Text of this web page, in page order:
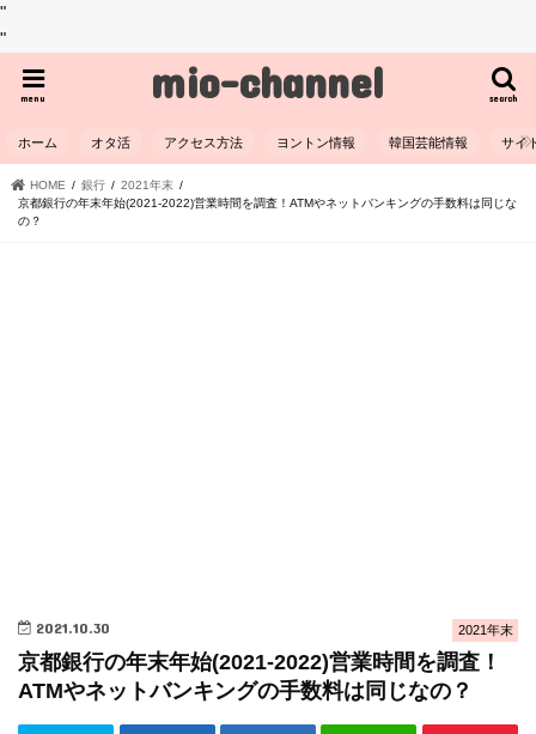
"
"
mio-channel search
menu
ホーム オタ活 アクセス方法 ヨントン情報 韓国芸能情報 サイ
HOME 銀行
2021年末
京都銀行の年末年始(2021-2022)営業時間を調査！ATMやネットバンキングの手数料は同じな
の？
2021年末
2021.10.30
京都銀行の年末年始(2021-2022)営業時間を調査！
ATMやネットバンキングの手数料は同じなの？